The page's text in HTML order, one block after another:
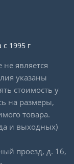
1995 г
является
указаны
стоимость у
на размеры,
товара.
и выходных)
проезд, д. 16,